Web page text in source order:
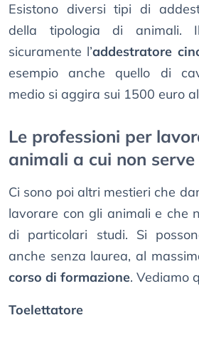
Esistono diversi tipi di
della tipologia di animali.
sicuramente l’addestratore
esempio anche quello di
medio si aggira sui 1500 euro
Le professioni per
animali a cui non
Ci sono poi altri mestieri che
lavorare con gli animali e che
di particolari studi. Si
anche senza laurea, al
corso di formazione. Vediamo
Toelettatore